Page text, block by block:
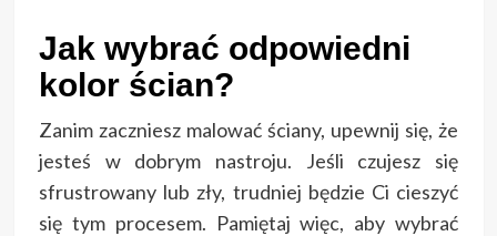
Jak wybrać odpowiedni
kolor ścian?
Zanim zaczniesz malować ściany, upewnij się, że
jesteś w dobrym nastroju. Jeśli czujesz się
sfrustrowany lub zły, trudniej będzie Ci cieszyć
się tym procesem. Pamiętaj więc, aby wybrać